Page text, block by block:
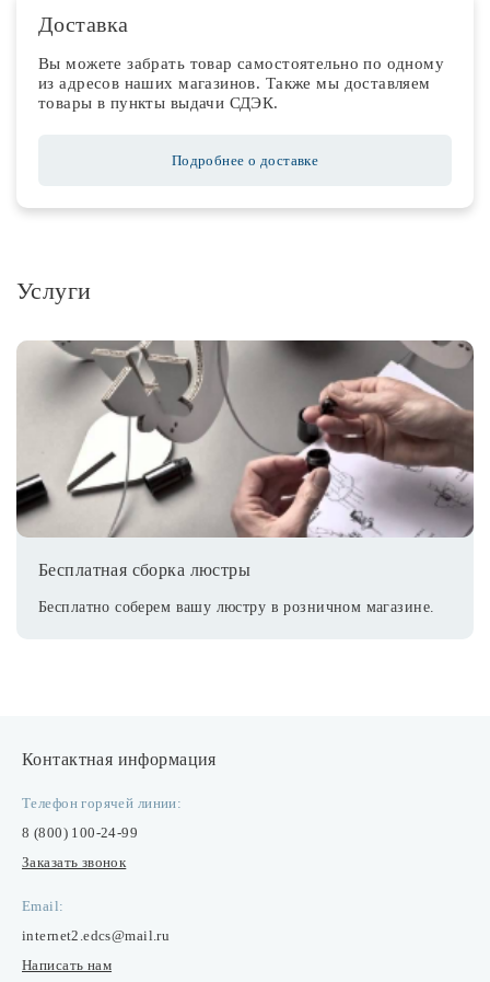
Доставка
Вы можете забрать товар самостоятельно по одному
из адресов наших магазинов. Также мы доставляем
товары в пункты выдачи СДЭК.
Подробнее о доставке
Услуги
Бесплатная сборка люстры
Бесплатно соберем вашу люстру в розничном магазине.
Контактная информация
Телефон горячей линии:
8 (800) 100-24-99
Заказать звонок
Email:
internet2.edcs@mail.ru
Написать нам